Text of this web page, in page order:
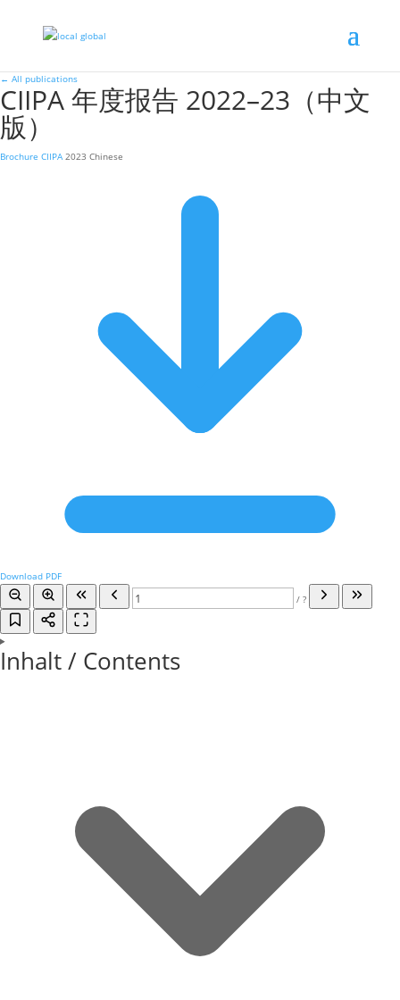
← All publications
CIIPA 年度报告 2022–23（中文
版）
Brochure CIIPA2023 Chinese
Download PDF
/ ?
Inhalt / Contents